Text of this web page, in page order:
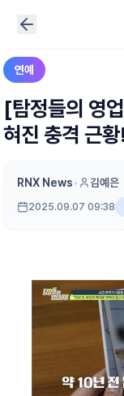
연예
[탐정들의 영
혀진 충격 근
RNX News• 김예은
2025.09.07 09:38